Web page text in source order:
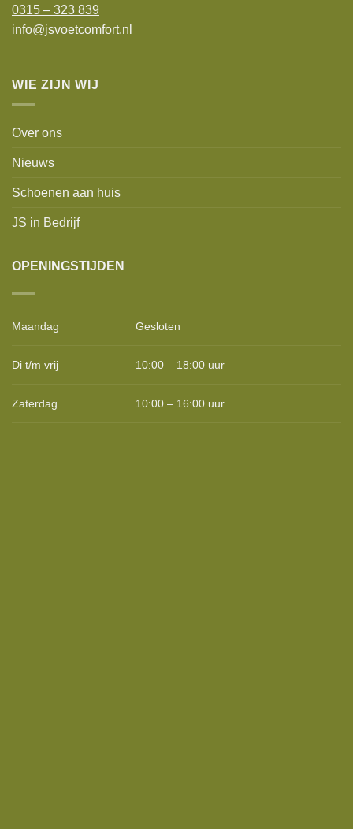
0315 – 323 839
info@jsvoetcomfort.nl
WIE ZIJN WIJ
Over ons
Nieuws
Schoenen aan huis
JS in Bedrijf
OPENINGSTIJDEN
Maandag Gesloten
Di t/m vrij 10:00 – 18:00 uur
Zaterdag 10:00 – 16:00 uur